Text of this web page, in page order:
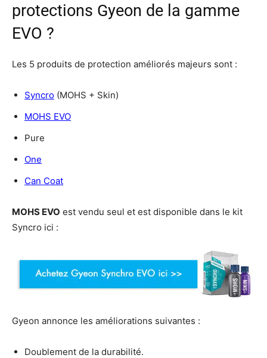
protections Gyeon de la gamme
EVO ?
Les 5 produits de protection améliorés majeurs sont :
Syncro (MOHS + Skin)
MOHS EVO
Pure
One
Can Coat
MOHS EVO est vendu seul et est disponible dans le kit
Syncro ici :
Gyeon annonce les améliorations suivantes :
Doublement de la durabilité.